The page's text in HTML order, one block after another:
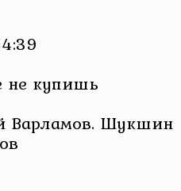
не купишь
Варламов. Шукшин